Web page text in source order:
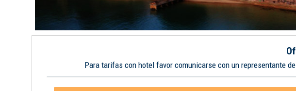
Para tarifas con hotel favor comunicarse con un representante